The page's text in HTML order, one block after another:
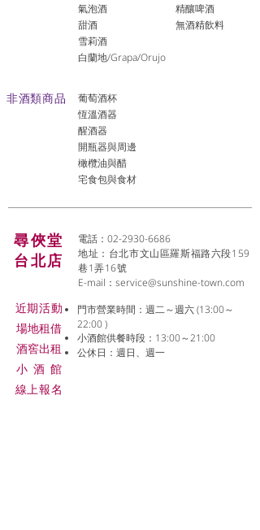
氣泡酒
​甜酒
雪莉酒
白蘭地/Grapa/Orujo
精釀啤酒
​無酒精飲料
非酒類商品
葡萄酒杯
恆溫酒器
醒酒器
開瓶器與周邊
橄欖油與醋
宅食包與食材
尋俠堂
台北店
電話：02-2930-6686
地址：台北市文山區羅斯福路六段159
巷1弄16號
E-mail： service@sunshine-town.com
近期活動
場地租借
​酒窖出租
小酒 館
線上報名
門市營業時間：週二～週六 (13:00～
22:00 )
小酒館供餐時段：13:00～21:00
公休日：週日、週一